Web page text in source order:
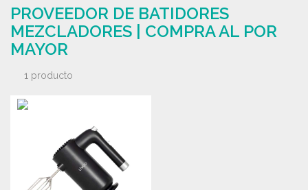
PROVEEDOR DE BATIDORES
MEZCLADORES | COMPRA AL POR
MAYOR
1 producto